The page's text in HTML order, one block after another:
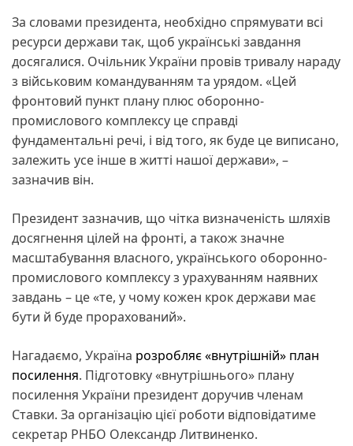
За словами президента, необхідно спрямувати всі
ресурси держави так, щоб українські завдання
досягалися. Очільник України провів тривалу нараду
з військовим командуванням та урядом. «Цей
фронтовий пункт плану плюс оборонно-
промислового комплексу це справді
фундаментальні речі, і від того, як буде це виписано,
залежить усе інше в житті нашої держави», –
зазначив він.
Президент зазначив, що чітка визначеність шляхів
досягнення цілей на фронті, а також значне
масштабування власного, українського оборонно-
промислового комплексу з урахуванням наявних
завдань – це «те, у чому кожен крок держави має
бути й буде прорахований».
Нагадаємо, Україна розробляє «внутрішній» план
посилення. Підготовку «внутрішнього» плану
посилення України президент доручив членам
Ставки. За організацію цієї роботи відповідатиме
секретар РНБО Олександр Литвиненко.